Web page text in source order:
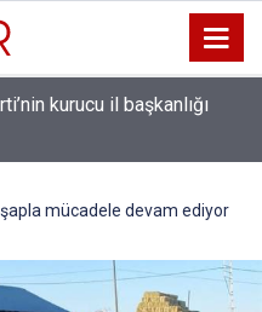
kurucu il başkanlığı
şapla mücadele devam ediyor